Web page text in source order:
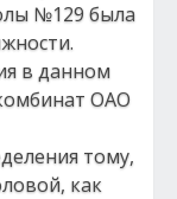
№129 была
в данном
ОАО
тому,
как